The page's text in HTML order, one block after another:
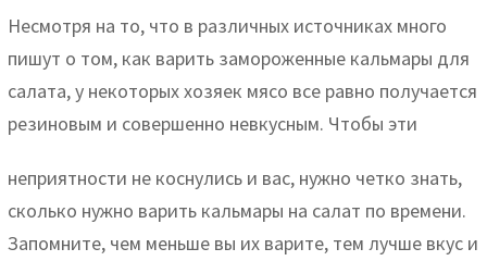
Несмотря на то, что в различных источниках много
пишут о том, как варить замороженные кальмары для
салата, у некоторых хозяек мясо все равно получается
резиновым и совершенно невкусным. Чтобы эти
неприятности не коснулись и вас, нужно четко знать,
сколько нужно варить кальмары на салат по времени.
Запомните, чем меньше вы их варите, тем лучше вкус и